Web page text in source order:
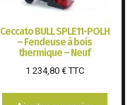
Ceccato BULL SPLE11-POLH
– Fendeuse à bois
thermique – Neuf
1 234,80 €TTC